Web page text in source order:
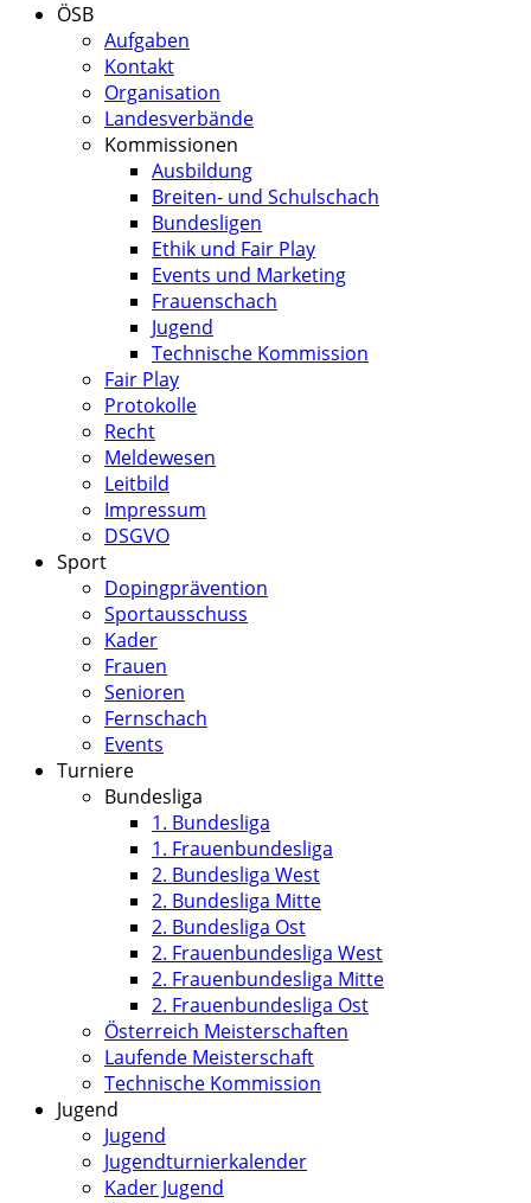
ÖSB
Aufgaben
Kontakt
Organisation
Landesverbände
Kommissionen
Ausbildung
Breiten- und Schulschach
Bundesligen
Ethik und Fair Play
Events und Marketing
Frauenschach
Jugend
Technische Kommission
Fair Play
Protokolle
Recht
Meldewesen
Leitbild
Impressum
DSGVO
Sport
Dopingprävention
Sportausschuss
Kader
Frauen
Senioren
Fernschach
Events
Turniere
Bundesliga
1. Bundesliga
1. Frauenbundesliga
2. Bundesliga West
2. Bundesliga Mitte
2. Bundesliga Ost
2. Frauenbundesliga West
2. Frauenbundesliga Mitte
2. Frauenbundesliga Ost
Österreich Meisterschaften
Laufende Meisterschaft
Technische Kommission
Jugend
Jugend
Jugendturnierkalender
Kader Jugend